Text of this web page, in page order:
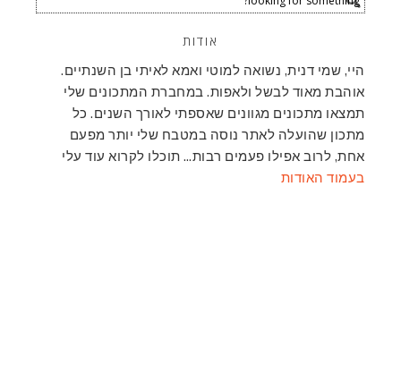
אודות
היי, שמי דנית, נשואה למוטי ואמא לאיתי בן השנתיים.
אוהבת מאוד לבשל ולאפות. במחברת המתכונים שלי
תמצאו מתכונים מגוונים שאספתי לאורך השנים. כל
מתכון שהועלה לאתר נוסה במטבח שלי יותר מפעם
אחת, לרוב אפילו פעמים רבות… תוכלו לקרוא עוד עלי
בעמוד האודות